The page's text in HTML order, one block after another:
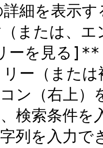
細を表示す
（または、
を見る]**
ー（または
ン（右上
検索条件
列を入力